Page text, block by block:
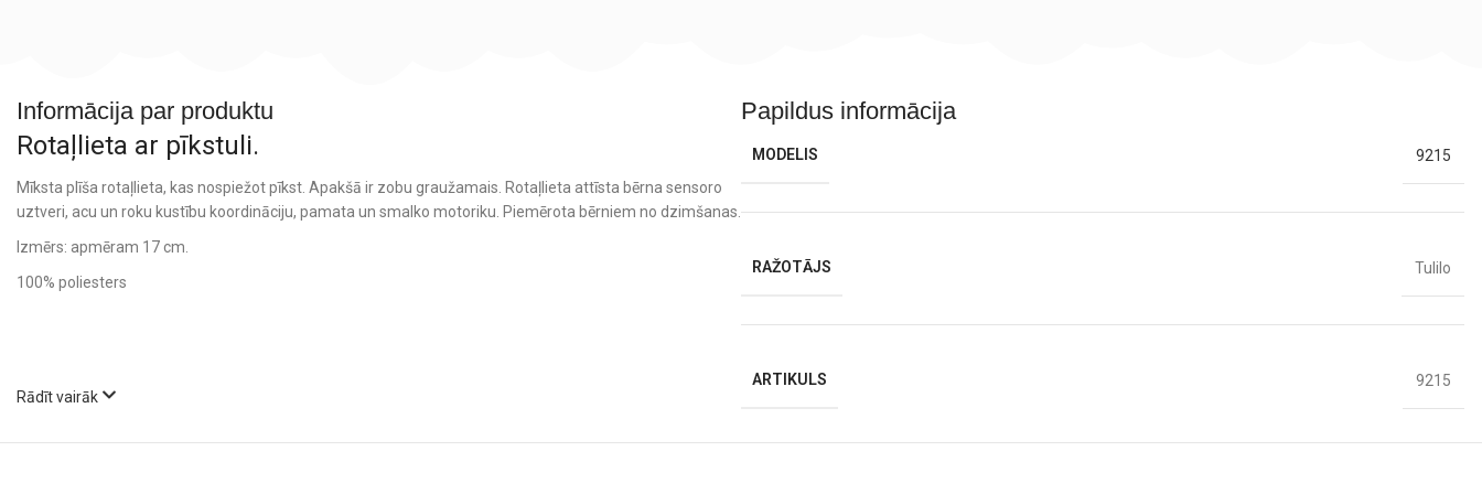
Informācija par produktu
Rotaļlieta ar pīkstuli.
Mīksta plīša rotaļlieta, kas nospiežot pīkst. Apakšā ir zobu graužamais. Rotaļlieta attīsta bērna sensoro
uztveri, acu un roku kustību koordināciju, pamata un smalko motoriku. Piemērota bērniem no dzimšanas.
Izmērs: apmēram 17 cm.
100% poliesters
Rādīt vairāk
Papildus informācija
MODELIS 9215
RAŽOTĀJS Tulilo
ARTIKULS 9215